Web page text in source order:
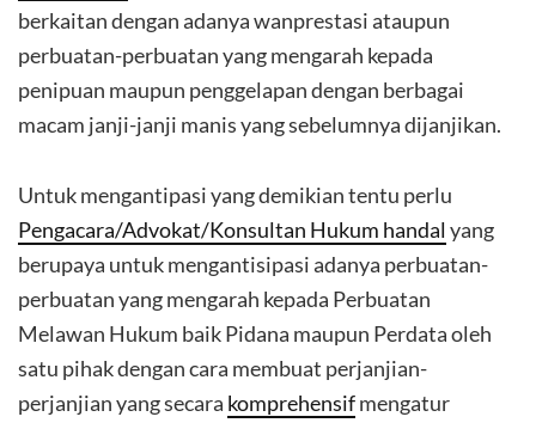
berkaitan dengan adanya wanprestasi ataupun
perbuatan-perbuatan yang mengarah kepada
penipuan maupun penggelapan dengan berbagai
macam janji-janji manis yang sebelumnya dijanjikan.
Untuk mengantipasi yang demikian tentu perlu
Pengacara/Advokat/Konsultan Hukum handal yang
berupaya untuk mengantisipasi adanya perbuatan-
perbuatan yang mengarah kepada Perbuatan
Melawan Hukum baik Pidana maupun Perdata oleh
satu pihak dengan cara membuat perjanjian-
perjanjian yang secara komprehensifmengatur